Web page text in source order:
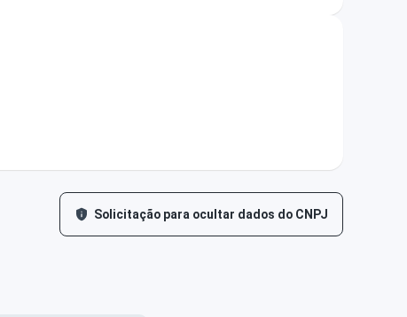
Solicitação para ocultar dados do CNPJ